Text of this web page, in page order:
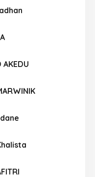
AKEDU